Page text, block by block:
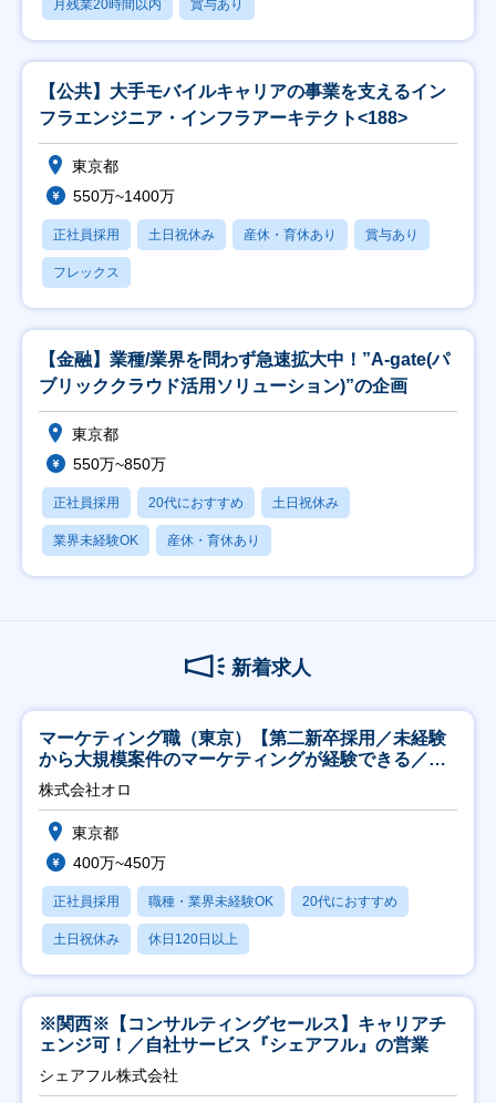
月残業20時間以内 賞与あり
【公共】大手モバイルキャリアの事業を支えるイン
フラエンジニア・インフラアーキテクト<188>
東京都
550万~1400万
正社員採用 土日祝休み 産休・育休あり 賞与あり
フレックス
【金融】業種/業界を問わず急速拡大中！”A-gate(パ
ブリッククラウド活用ソリューション)”の企画
東京都
550万~850万
正社員採用 20代におすすめ 土日祝休み
業界未経験OK 産休・育休あり
新着求人
マーケティング職（東京）【第二新卒採用／未経験
から大規模案件のマーケティングが経験できる／研
修充実】
株式会社オロ
東京都
400万~450万
正社員採用 職種・業界未経験OK 20代におすすめ
土日祝休み 休日120日以上
※関西※【コンサルティングセールス】キャリアチ
ェンジ可！／自社サービス『シェアフル』の営業
シェアフル株式会社